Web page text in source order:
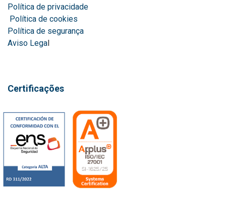
Política de privacidade
Política de cookies
Política de segurança
Aviso Legal
Certificações